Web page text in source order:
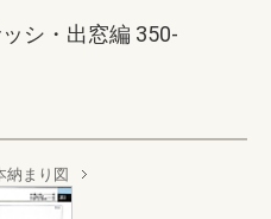
シ・出窓編 350-
納まり図